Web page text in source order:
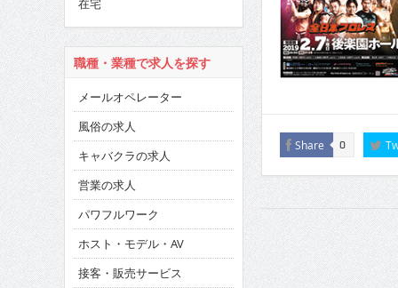
Share 0
在宅
職種・業種で求人を探す
メールオペレーター
風俗の求人
キャバクラの求人
営業の求人
パワフルワーク
ホスト・モデル・AV
接客・販売サービス